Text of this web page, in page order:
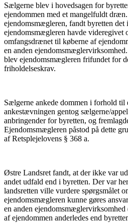
Sælgerne blev i hovedsagen for
ejendommen med et mangelfuldt
ejendomsmægleren, fandt byretten det
ejendomsmægleren havde videregivet
omfangsdrænet til køberne af
en anden
blev ejendomsmægleren frifundet for
friholdelseskrav.
Sælgerne ankede dommen i forhold til
ankestævningen gentog sælgerne/
anbringender for byretten, og
Ejendomsmægleren påstod på dette
af Retsplejelovens § 368 a.
Østre Landsret fandt, at der ikke var
andet udfald end i byretten. Der var
landsretten ville vurdere spørgsmålet
ejendomsmægleren kunne gøres
en anden
af ejendommen anderledes end